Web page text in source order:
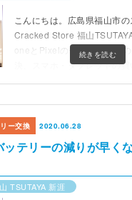
続きを読む
こんにちは。広島県福山市
Cracked Store 福山
oneとPixelの修理、スマホ
決、スマホ・タブレットの
テリーの減りが早く
ー交換 2020.06.28
TSUTAYA 新涯